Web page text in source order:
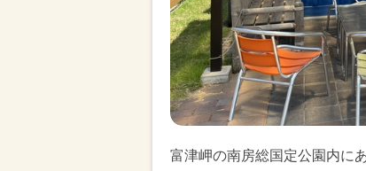
富津岬の南房総国定公園内に